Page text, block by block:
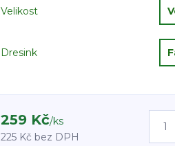
Velikost
Dresink
259 Kč/ks
225 Kč bez DPH